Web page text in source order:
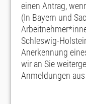
einen Antrag,
(In Bayern und
Schleswig-
Anerkennung
wir an Sie
Anmeldungen